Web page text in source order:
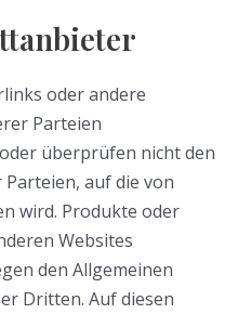
oder andere
Parteien
überprüfen nicht den
auf die von
wird. Produkte oder
Websites
den Allgemeinen
Dritten. Auf diesen